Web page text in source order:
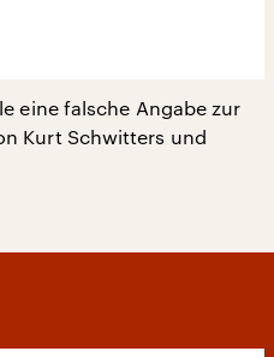
eine falsche Angabe zur
Kurt Schwitters und